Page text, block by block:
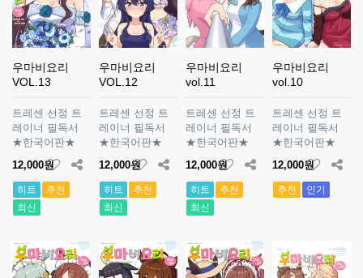
우마비요리
VOL.13
트레센 선정 트
레이너 필독서
★한국어판★
12,000원
히트
추천
최신
우마비요리
VOL.12
트레센 선정 트
레이너 필독서
★한국어판★
12,000원
히트
추천
최신
우마비요리
vol.11
트레센 선정 트
레이너 필독서
★한국어판★
12,000원
히트
추천
최신
우마비요리
vol.10
트레센 선정 트
레이너 필독서
★한국어판★
12,000원
추천 인기